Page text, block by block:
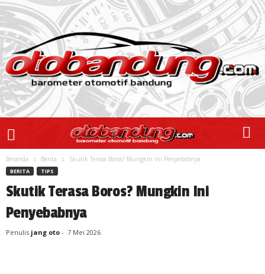
Beranda Berita Skutik Terasa Boros? Mungkin Ini Penyebabnya
BERITA TIPS
Skutik Terasa Boros? Mungkin Ini
Penyebabnya
Penulis jang oto - 7 Mei 2026